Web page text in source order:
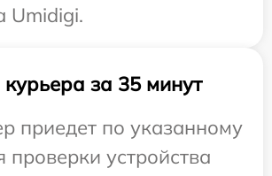
Umidigi.
за 35 минут
приедет по указанному
проверки устройства